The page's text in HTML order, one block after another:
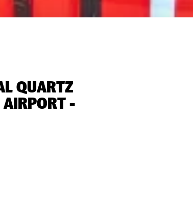
QUARTZ
AIRPORT -